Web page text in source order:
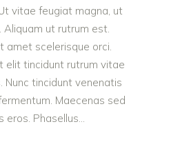
vitae feugiat magna, ut
Aliquam ut rutrum est.
amet scelerisque orci.
elit tincidunt rutrum vitae
Nunc tincidunt venenatis
Maecenas sed
eros. Phasellus...